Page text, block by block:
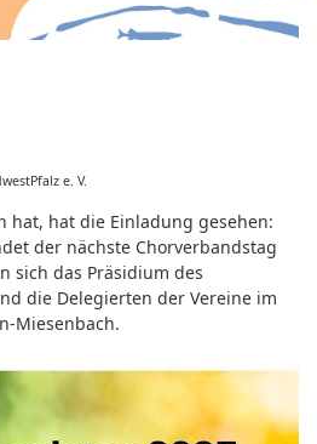
e. V.
hat, hat die Einladung gesehen:
der nächste Chorverbandstag
sich das Präsidium des
die Delegierten der Vereine im
Miesenbach.